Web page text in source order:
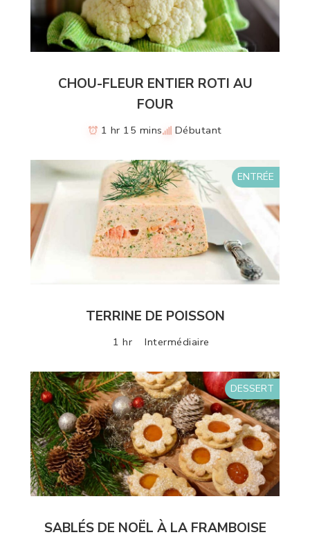
CHOU-FLEUR ENTIER ROTI AU
FOUR
1 hr 15 mins Débutant
ENTRÉE
TERRINE DE POISSON
1 hr Intermédiaire
DESSERT
SABLÉS DE NOËL À LA FRAMBOISE